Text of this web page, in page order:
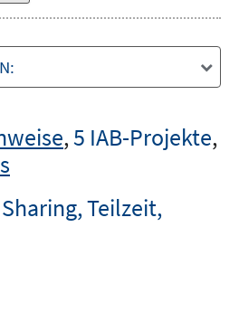
,5 IAB-Projekte,
Teilzeit,